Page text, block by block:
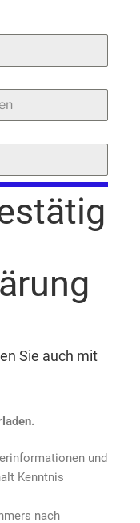
Sie auch mit
und
Kenntnis
nach